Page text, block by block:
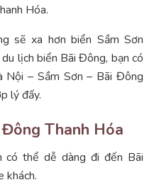
Hóa.
sẽ xa hơn biển Sầm Sơn
lịch biển Bãi Đông, bạn có
Nội – Sầm Sơn – Bãi Đông
lý đấy.
Thanh Hóa
có thể dễ dàng đi đến Bãi
khách.